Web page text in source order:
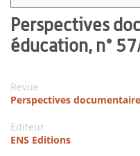
Perspectives
éducation, n°
Revue
Perspectives
Editeur
ENS Editions